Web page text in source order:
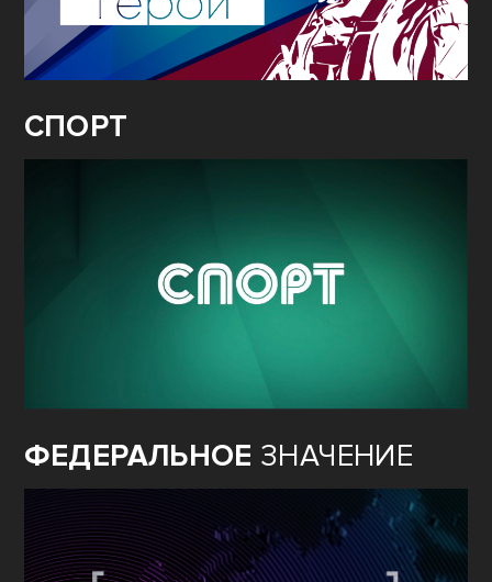
СПОРТ
ФЕДЕРАЛЬНОЕ ЗНАЧЕНИЕ